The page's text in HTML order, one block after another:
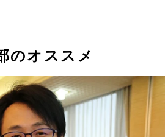
のオススメ